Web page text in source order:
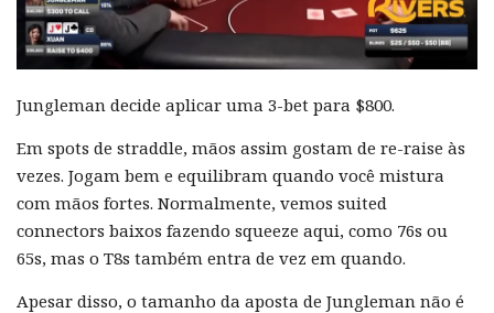
Jungleman decide aplicar uma 3-bet para $800.
Em spots de straddle, mãos assim gostam de re-raise às
vezes. Jogam bem e equilibram quando você mistura
com mãos fortes. Normalmente, vemos suited
connectors baixos fazendo squeeze aqui, como 76s ou
65s, mas o T8s também entra de vez em quando.
Apesar disso, o tamanho da aposta de Jungleman não é